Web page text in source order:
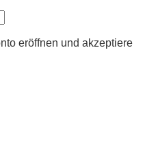
eröffnen und akzeptiere